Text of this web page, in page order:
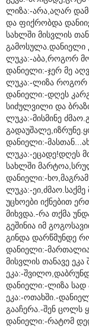
ლიზა:-არა,აღარ
და ფიქრობდა
სახლში მისვლის
გამოსულა.დანიელი
ლუკა:-აბა,როგორ
დანიელი:-ჯერ მე
ლუკა:-ლიზა როგორ
დანიელი:-დღეს
სიძულვილი და
ლუკა:-მისმინე
დანიელი:-
ლუკა:-ეცადე!დღეს
სახლში
დანიელი:-ხო,მაგრამ
ლუკა:-
უცხოები იქნებით
მიხვდა.-რა თქმა
გეშინია იმ
გინდა დარწმუნდე
დანიელი:-
მისვლის თანავე ეკა
ეკა:-
დანიელი:-ლიზა სად
ეკა:-ოთახში.-
გააჩერა.-შენ ცოლს
დანიელი:-რატომ